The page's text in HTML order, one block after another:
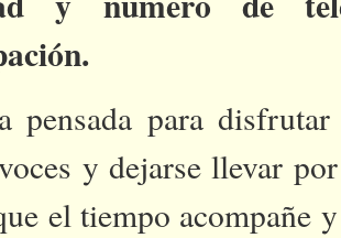
pensada para
y dejarse llevar
el tiempo acompañe